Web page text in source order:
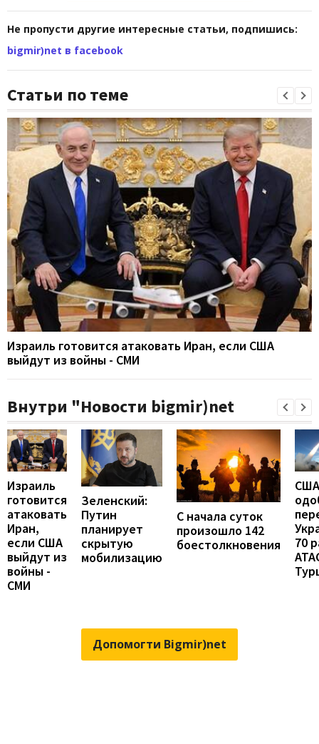
Не пропусти другие интересные статьи, подпишись:
bigmir)net в facebook
Статьи по теме
Израиль готовится атаковать Иран, если США
выйдут из войны - СМИ
Внутри "Новости bigmir)net
Израиль
готовится
атаковать
Иран,
если США
выйдут из
войны -
СМИ
Зеленский:
Путин
планирует
скрытую
мобилизацию
С начала суток
произошло 142
боестолкновения
США
70
Допомогти Bigmir)net